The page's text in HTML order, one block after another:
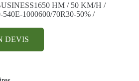
HM / 50 KM/H /
1000600/70R30-50% /
DEVIS